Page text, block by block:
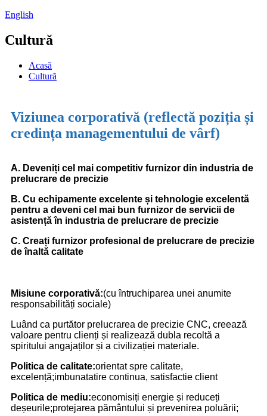
English
Cultură
Acasă
Cultură
Viziunea corporativă (reflectă poziția și
credința managementului de vârf)
A. Deveniți cel mai competitiv furnizor din industria de
prelucrare de precizie
B. Cu echipamente excelente și tehnologie excelentă
pentru a deveni cel mai bun furnizor de servicii de
asistență în industria de prelucrare de precizie
C. Creați furnizor profesional de prelucrare de precizie
de înaltă calitate
Misiune corporativă:(cu întruchiparea unei anumite
responsabilități sociale)
Luând ca purtător prelucrarea de precizie CNC, creează
valoare pentru clienți și realizează dubla recoltă a
spiritului angajaților și a civilizației materiale.
Politica de calitate:orientat spre calitate,
excelență;imbunatatire continua, satisfactie client
Politica de mediu:economisiți energie și reduceți
deșeurile;protejarea pământului și prevenirea poluării;